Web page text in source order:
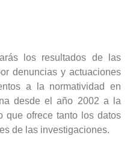
los resultados de las
denuncias y actuaciones
a la normatividad en
desde el año 2002 a la
que ofrece tanto los datos
de las investigaciones.